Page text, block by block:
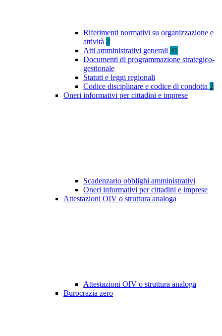
Riferimenti normativi su organizzazione e
attività 2
Atti amministrativi generali 31
Documenti di programmazione strategico-
gestionale
Statuti e leggi regionali
Codice disciplinare e codice di condotta 2
Oneri informativi per cittadini e imprese
Scadenzario obblighi amministrativi
Oneri informativi per cittadini e imprese
Attestazioni OIV o struttura analoga
Attestazioni OIV o struttura analoga
Burocrazia zero